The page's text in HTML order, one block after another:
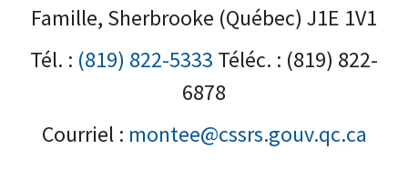
Famille, Sherbrooke (Québec) J1E 1V1
Tél. : (819) 822-5333 Téléc. : (819) 822-
6878
Courriel : montee@cssrs.gouv.qc.ca